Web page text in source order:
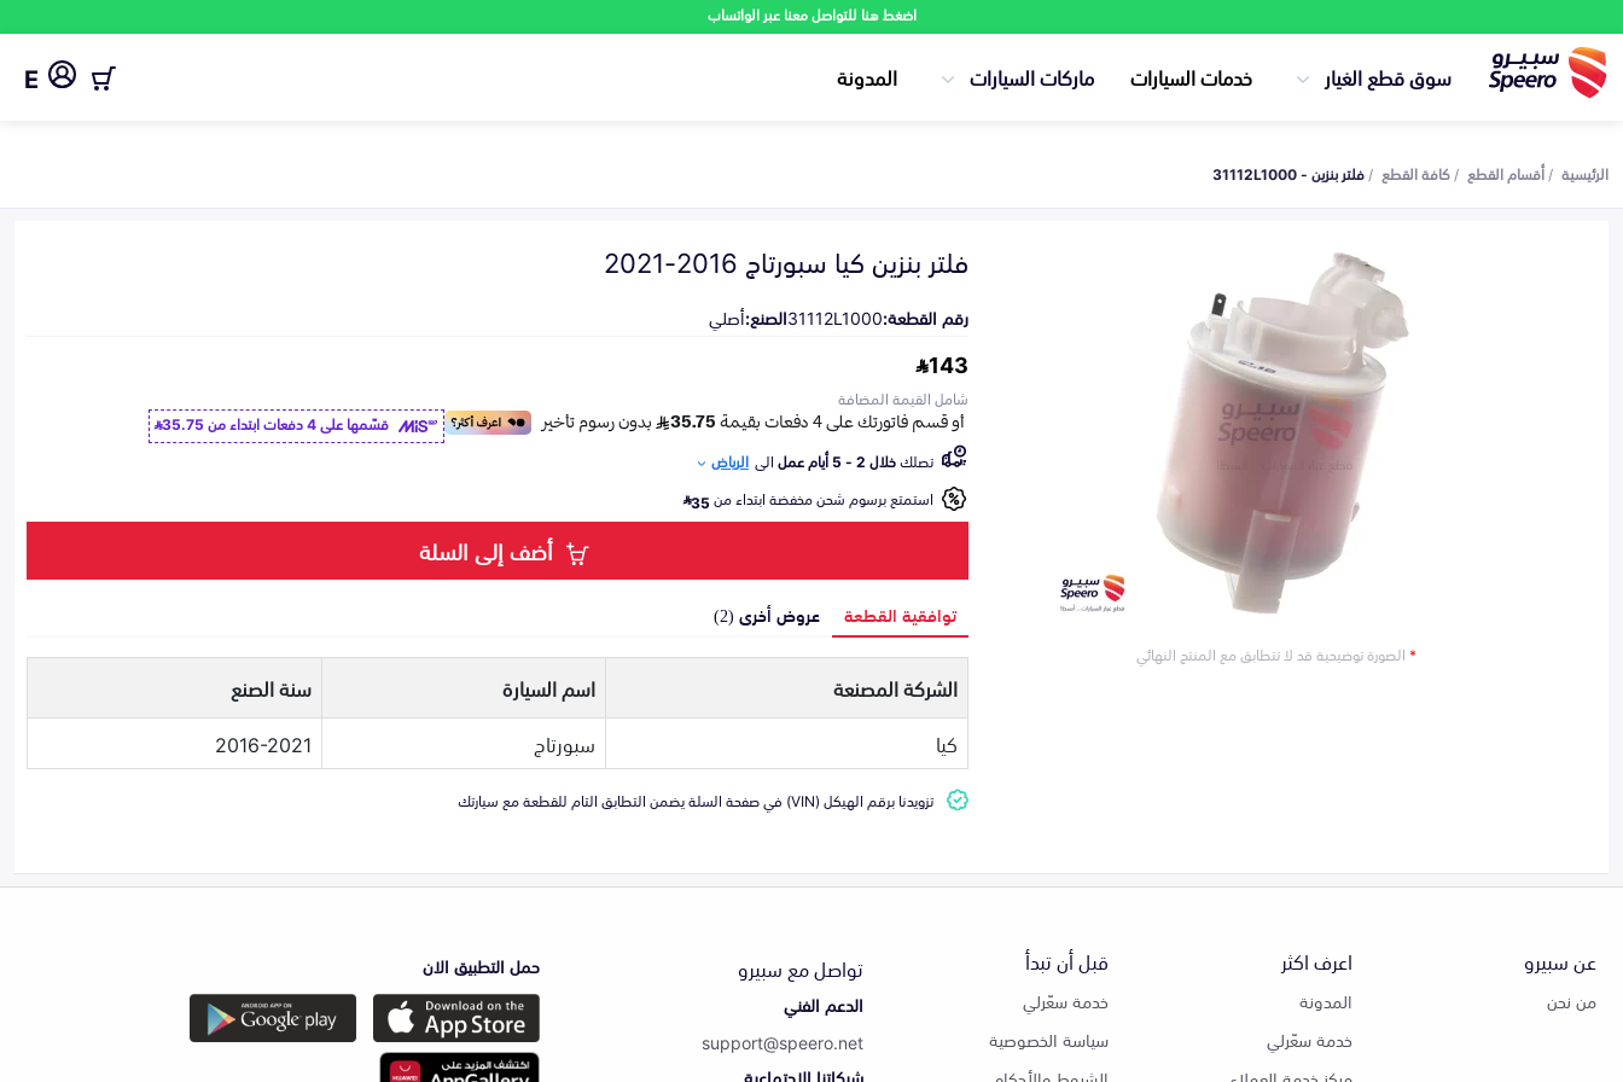
اضغط هنا للتواصل معنا عبر الواتساب
سوق قطع الغيار خدمات السيارات ماركات السيارات المدونة E
الرئيسية أقسام القطع كافة القطع فلتر بنزين - 31112L1000
*الصورة توضيحية قد لا تتطابق مع المنتج النهائي
فلتر بنزين كيا سبورتاج 2016-2021
رقم القطعة:31112L1000الصنع:أصلي
143
شامل القيمة المضافة
قسّمها على 4 دفعات ابتداء من
35.75
تصلكخلال 2 - 5 أيام عمل الى الرياض
استمتع برسوم شحن مخفضة ابتداء من35
أضف إلى السلة
توافقية القطعة عروض أخرى (2)
الشركة المصنعة اسم السيارة
سنة الصنع
كيا
سبورتاج 2016-2021
تزويدنا برقم الهيكل (VIN) في صفحة السلة يضمن التطابق التام للقطعة مع سيارتك
عن سبيرو
من نحن
اعرف اكثر
المدونة
خدمة سعّرلي
قبل أن تبدأ
خدمة سعّرلي
سياسة الخصوصية
تواصل مع سبيرو
الدعم الفني
support@speero.net
حمل التطبيق الان